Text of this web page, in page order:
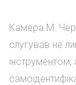
Камера М.
слугував не